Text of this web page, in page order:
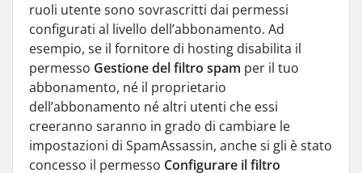
ruoli utente sono sovrascritti dai permessi
configurati al livello dell’abbonamento. Ad
esempio, se il fornitore di hosting disabilita il
permesso Gestione del filtro spam per il tuo
abbonamento, né il proprietario
dell’abbonamento né altri utenti che essi
creeranno saranno in grado di cambiare le
impostazioni di SpamAssassin, anche si gli è stato
concesso il permesso Configurare il filtro